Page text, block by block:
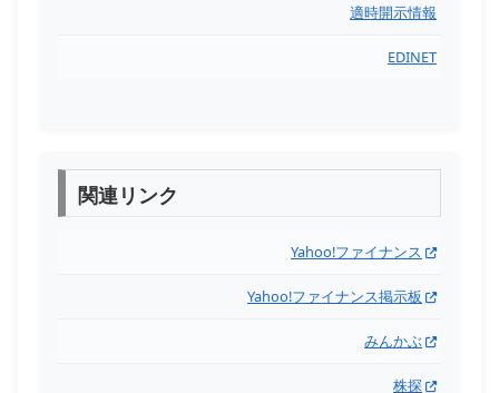
適時開示情報
EDINET
関連リンク
Yahoo!ファイナンス
Yahoo!ファイナンス掲示板
みんかぶ
株探